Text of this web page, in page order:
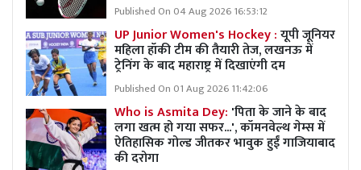
Published On 04 Aug 2026 16:53:12
UP Junior Women's Hockey :यूपी जूनियर
महिला हॉकी टीम की तैयारी तेज, लखनऊ में
ट्रेनिंग के बाद महाराष्ट्र में दिखाएंगी दम
Published On 01 Aug 2026 11:42:06
Who is Asmita Dey: 'पिता के जाने के बाद
लगा खत्म हो गया सफर...', कॉमनवेल्थ गेम्स में
ऐतिहासिक गोल्ड जीतकर भावुक हुईं गाजियाबाद
की दरोगा